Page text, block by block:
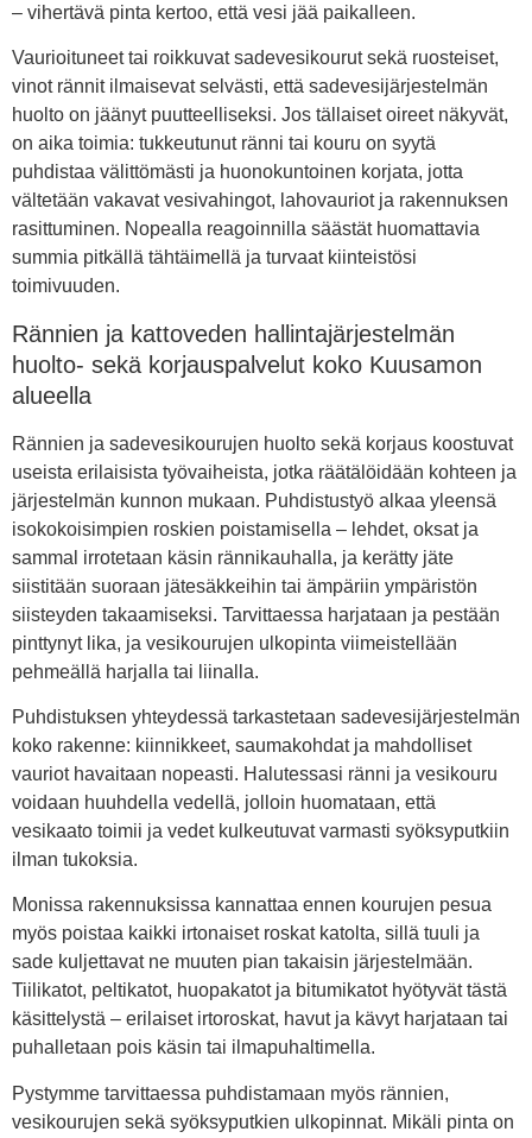
– vihertävä pinta kertoo, että vesi jää paikalleen.
Vaurioituneet tai roikkuvat sadevesikourut sekä ruosteiset,
vinot rännit ilmaisevat selvästi, että sadevesijärjestelmän
huolto on jäänyt puutteelliseksi. Jos tällaiset oireet näkyvät,
on aika toimia: tukkeutunut ränni tai kouru on syytä
puhdistaa välittömästi ja huonokuntoinen korjata, jotta
vältetään vakavat vesivahingot, lahovauriot ja rakennuksen
rasittuminen. Nopealla reagoinnilla säästät huomattavia
summia pitkällä tähtäimellä ja turvaat kiinteistösi
toimivuuden.
Rännien ja kattoveden hallintajärjestelmän
huolto- sekä korjauspalvelut koko Kuusamon
alueella
Rännien ja sadevesikourujen huolto sekä korjaus koostuvat
useista erilaisista työvaiheista, jotka räätälöidään kohteen ja
järjestelmän kunnon mukaan. Puhdistustyö alkaa yleensä
isokokoisimpien roskien poistamisella – lehdet, oksat ja
sammal irrotetaan käsin rännikauhalla, ja kerätty jäte
siistitään suoraan jätesäkkeihin tai ämpäriin ympäristön
siisteyden takaamiseksi. Tarvittaessa harjataan ja pestään
pinttynyt lika, ja vesikourujen ulkopinta viimeistellään
pehmeällä harjalla tai liinalla.
Puhdistuksen yhteydessä tarkastetaan sadevesijärjestelmän
koko rakenne: kiinnikkeet, saumakohdat ja mahdolliset
vauriot havaitaan nopeasti. Halutessasi ränni ja vesikouru
voidaan huuhdella vedellä, jolloin huomataan, että
vesikaato toimii ja vedet kulkeutuvat varmasti syöksyputkiin
ilman tukoksia.
Monissa rakennuksissa kannattaa ennen kourujen pesua
myös poistaa kaikki irtonaiset roskat katolta, sillä tuuli ja
sade kuljettavat ne muuten pian takaisin järjestelmään.
Tiilikatot, peltikatot, huopakatot ja bitumikatot hyötyvät tästä
käsittelystä – erilaiset irtoroskat, havut ja kävyt harjataan tai
puhalletaan pois käsin tai ilmapuhaltimella.
Pystymme tarvittaessa puhdistamaan myös rännien,
vesikourujen sekä syöksyputkien ulkopinnat. Mikäli pinta on